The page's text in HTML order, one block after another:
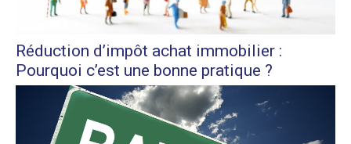
Réduction d’impôt achat immobilier :
Pourquoi c’est une bonne pratique ?